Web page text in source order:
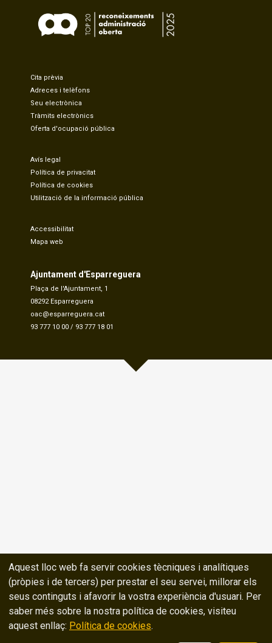
Cita prèvia
Adreces i telèfons
Seu electrònica
Tràmits electrònics
Oferta d'ocupació pública
Avís legal
Política de privacitat
Política de cookies
Utilització de la informació pública
Accessibilitat
Mapa web
Ajuntament d'Esparreguera
Plaça de l'Ajuntament, 1
08292 Esparreguera
oac@esparreguera.cat
93 777 10 00 / 93 777 18 01
Aquest lloc web fa servir cookies tècniques i analítiques
(pròpies i de tercers) per prestar el seu servei, millorar els
seus continguts i afavorir la vostra experiència d'usuari. Per
saber més sobre la nostra política de cookies, visiteu
aquest enllaç: Política de cookies.